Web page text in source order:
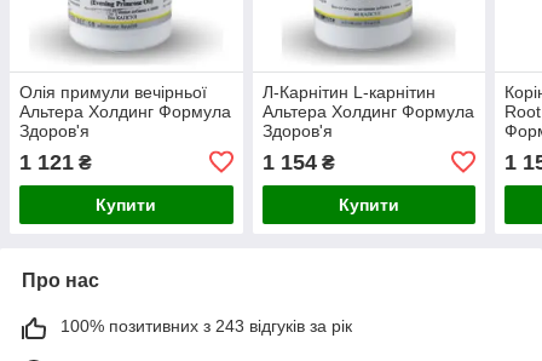
Олія примули вечірньої
Альтера Холдинг Формула
Здоров'я
1 121 ₴
Купити
Л-Карнітин L-карнітин
Альтера Холдинг Формула
Здоров'я
1 154₴
Купити
1
Про нас
100% позитивних з 243 відгуків за рік